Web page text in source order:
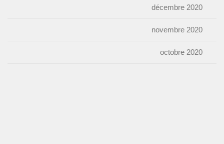
décembre 2020
novembre 2020
octobre 2020